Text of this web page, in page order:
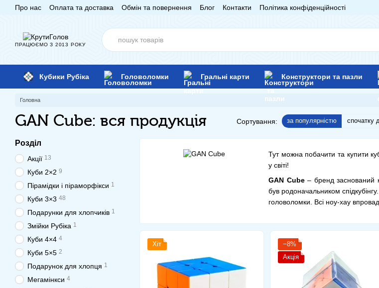
Перейти до основного контенту
Про нас Оплата та доставка Обмін та повернення Блог Контакти Політика конфіденційності
ПРАЦЮЄМО З 2013 РОКУ
Кубики Рубіка Головоломки Гральні карти Конструктори та пазли
Головна
GAN Cube: вся продукція Сортування: за популярністю спочатку
Тут можна побачити та купити
у світі!
GAN Cube– бренд заснований
був родоначальником
головоломки. Всі ноу-хау
Історія бренду
Хіт
−8%
Акція
Розділ
Акції 13
Куби 2×2 9
Пірамідки і піраморфікси 1
Куби 3×3 48
Подарунки для хлопчиків 1
Змійки Рубіка 1
Куби 4×4 4
Куби 5×5 2
Подарунок для хлопця 1
Мегамінкси 4